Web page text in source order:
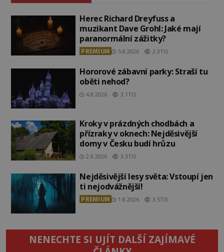
Herec Richard Dreyfuss a
muzikant Dave Grohl: Jaké mají
paranormální zážitky?
PREMIUM 5.8.2026 2.3TIS
Hororové zábavní parky: Straší tu
oběti nehod?
4.8.2026 3.1TIS
Kroky v prázdných chodbách a
přízraky v oknech: Nejděsivější
domy v Česku budí hrůzu
2.8.2026 3.3TIS
Nejděsivější lesy světa: Vstoupí jen
ti nejodvážnější!
PREMIUM 1.8.2026 3.5TIS
NENECHTE SI UJÍT DALŠÍ ZAJÍMAVÉ